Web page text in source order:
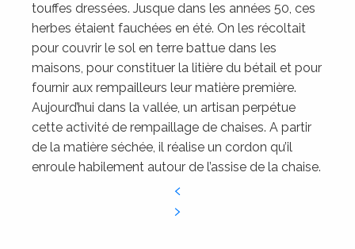
touffes dressées. Jusque dans les années 50, ces
herbes étaient fauchées en été. On les récoltait
pour couvrir le sol en terre battue dans les
maisons, pour constituer la litière du bétail et pour
fournir aux rempailleurs leur matière première.
Aujourd’hui dans la vallée, un artisan perpétue
cette activité de rempaillage de chaises. A partir
de la matière séchée, il réalise un cordon qu’il
enroule habilement autour de l’assise de la chaise.